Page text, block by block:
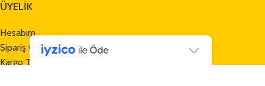
ÜYELİK
Hesabım
Sipariş Geçmişi
Kargo Takibi